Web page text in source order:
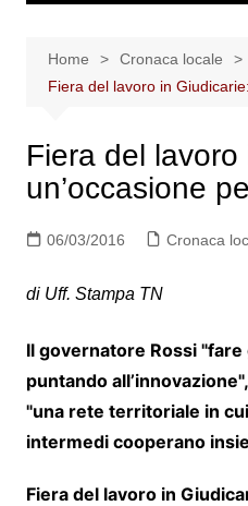
Home
Cronaca locale
Fiera del lavoro in
Fiera del
un’occasione
06/03/2016 Cronaca
di Uff. Stampa TN
Il governatore Rossi
puntando
"una rete territoriale in
intermedi cooperano
Fiera del lavoro in